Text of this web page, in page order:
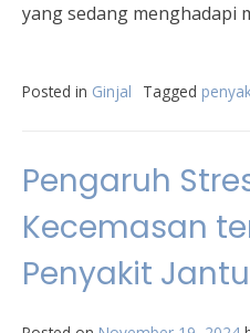
yang sedang menghadapi
Posted in Ginjal Tagged
Pengaruh
Kecemasan
Penyakit